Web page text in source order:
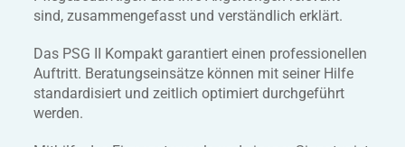
sind, zusammengefasst und verständlich erklärt.
Das PSG II Kompakt garantiert einen professionellen
Auftritt. Beratungseinsätze können mit seiner Hilfe
standardisiert und zeitlich optimiert durchgeführt
werden.